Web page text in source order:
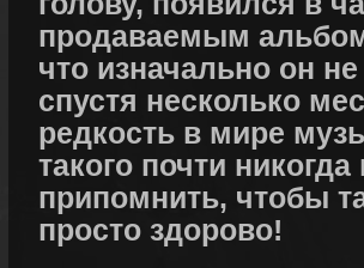
продаваемым
что изначально он
спустя несколько
редкость в мире
такого почти
припомнить, чтобы
просто здорово!